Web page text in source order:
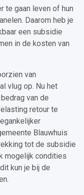
te gaan leven of hun
Daarom heb je
een subsidie
in de kosten van
van
vlug op. Nu het
van de
retour te
Blauwhuis
tot de subsidie
mogelijk condities
kun je bij de